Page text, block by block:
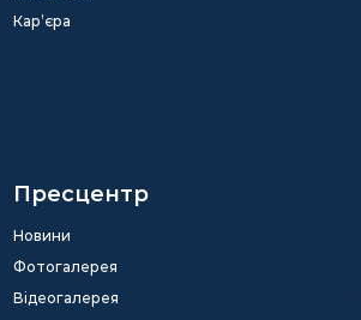
Кар’єра
Пресцентр
Новини
Фотогалерея
Відеогалерея